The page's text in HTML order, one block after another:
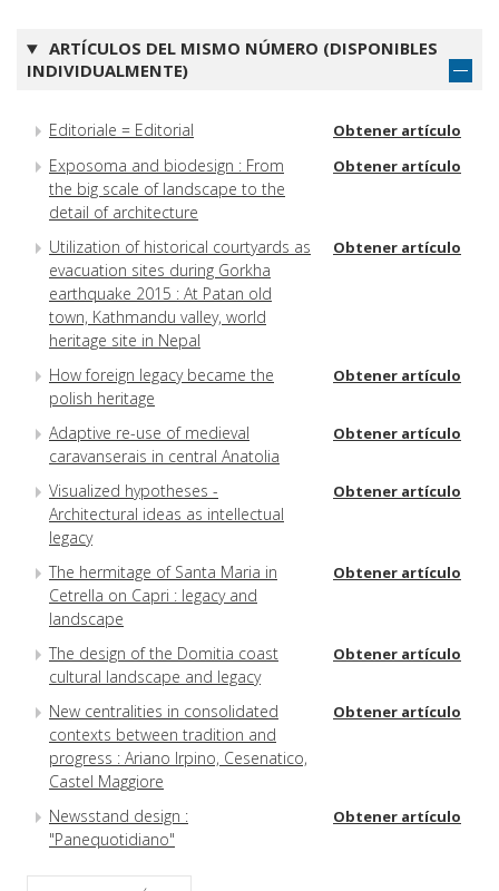
ARTÍCULOS DEL MISMO NÚMERO (DISPONIBLES
INDIVIDUALMENTE)
Editoriale = Editorial Obtener artículo
Exposoma and biodesign : From
the big scale of landscape to the
detail of architecture
Obtener artículo
Utilization of historical courtyards as
evacuation sites during Gorkha
earthquake 2015 : At Patan old
town, Kathmandu valley, world
heritage site in Nepal
Obtener artículo
How foreign legacy became the
polish heritage
Obtener artículo
Adaptive re-use of medieval
caravanserais in central Anatolia
Obtener artículo
Visualized hypotheses -
Architectural ideas as intellectual
legacy
Obtener artículo
The hermitage of Santa Maria in
Cetrella on Capri : legacy and
landscape
Obtener artículo
The design of the Domitia coast
cultural landscape and legacy
Obtener artículo
New centralities in consolidated
contexts between tradition and
progress : Ariano Irpino, Cesenatico,
Castel Maggiore
Obtener artículo
Newsstand design :
"Panequotidiano"
Obtener artículo
Heritage + design = identity : The